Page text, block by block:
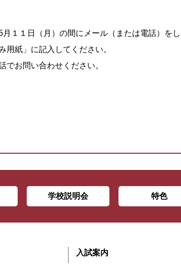
１１日（月）の間にメール（または電話）をし
紙」に記入してください。
でお問い合わせください。
学校説明会 特色
入試案内